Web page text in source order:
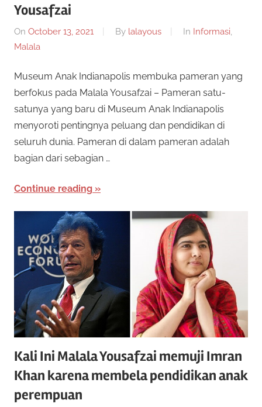
Yousafzai
On October 13, 2021 By lalayous In Informasi,
Malala
Museum Anak Indianapolis membuka pameran yang
berfokus pada Malala Yousafzai – Pameran satu-
satunya yang baru di Museum Anak Indianapolis
menyoroti pentingnya peluang dan pendidikan di
seluruh dunia. Pameran di dalam pameran adalah
bagian dari sebagian …
Continue reading
Kali Ini Malala Yousafzai memuji Imran
Khan karena membela pendidikan anak
perempuan